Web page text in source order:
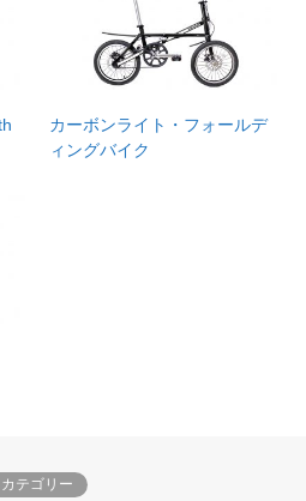
カーボンライト・フォールデ
ィングバイク
カテゴリー